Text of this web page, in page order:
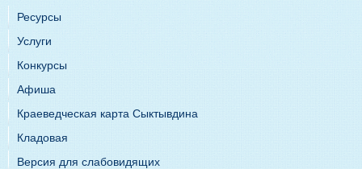
Ресурсы
Услуги
Конкурсы
Афиша
Краеведческая карта Сыктывдина
Кладовая
Версия для слабовидящих